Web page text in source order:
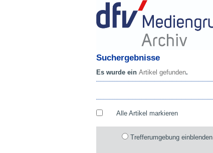
Suchergebnisse
Es wurde ein Artikel gefunden.
Alle Artikel markieren
Trefferumgebung einblenden